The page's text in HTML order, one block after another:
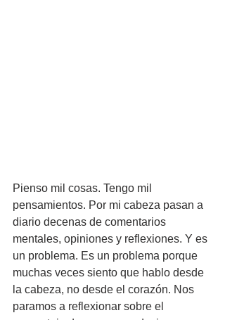
Pienso mil cosas. Tengo mil
pensamientos. Por mi cabeza pasan a
diario decenas de comentarios
mentales, opiniones y reflexiones. Y es
un problema. Es un problema porque
muchas veces siento que hablo desde
la cabeza, no desde el corazón. Nos
paramos a reflexionar sobre el